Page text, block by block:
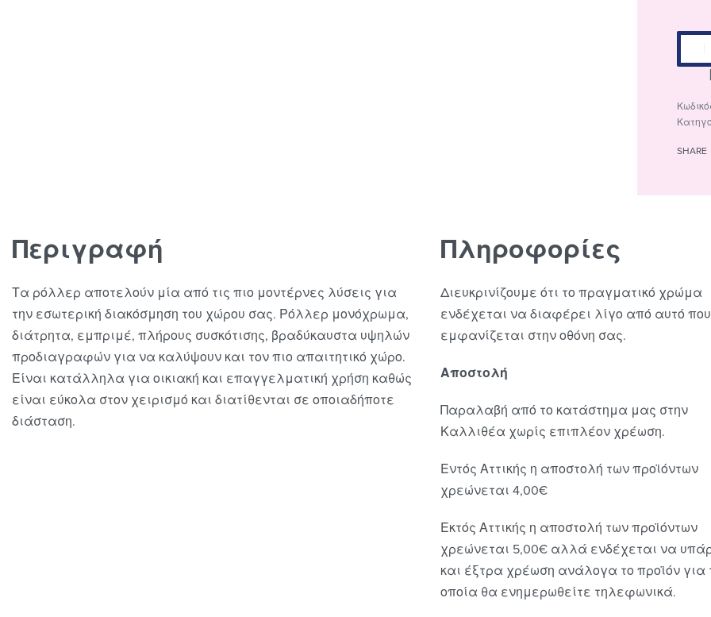
SHARE
Περιγραφή
Τα ρόλλερ αποτελούν μία από τις πιο μοντέρνες λύσεις για
την εσωτερική διακόσμηση του χώρου σας. Ρόλλερ μονόχρωμα,
διάτρητα, εμπριμέ, πλήρους συσκότισης, βραδύκαυστα υψηλών
προδιαγραφών για να καλύψουν και τον πιο απαιτητικό χώρο.
Είναι κατάλληλα για οικιακή και επαγγελματική χρήση καθώς
είναι εύκολα στον χειρισμό και διατίθενται σε οποιαδήποτε
διάσταση.
Πληροφορίες
Διευκρινίζουμε ότι το πραγματικό χρώμα
ενδέχεται να διαφέρει λίγο από αυτό που
εμφανίζεται στην οθόνη σας.
Αποστολή
Παραλαβή από το κατάστημα μας στην
Καλλιθέα χωρίς επιπλέον χρέωση.
Εντός Αττικής η αποστολή των προϊόντων
χρεώνεται 4,00€
Εκτός Αττικής η αποστολή των προϊόντων
χρεώνεται 5,00€ αλλά ενδέχεται να
και έξτρα χρέωση ανάλογα το προϊόν για
οποία θα ενημερωθείτε τηλεφωνικά.